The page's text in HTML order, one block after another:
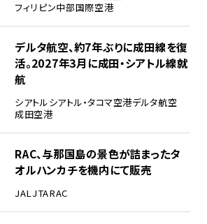
フィリピン中部国際空港
デルタ航空、約7年ぶりに成田線を復
活。2027年3月に成田・シアトル線就
航
シアトルシアトル・タコマ空港デルタ航空
成田空港
RAC、与那国島の景色が詰まったタ
オルハンカチを機内にて販売
JALJTARAC